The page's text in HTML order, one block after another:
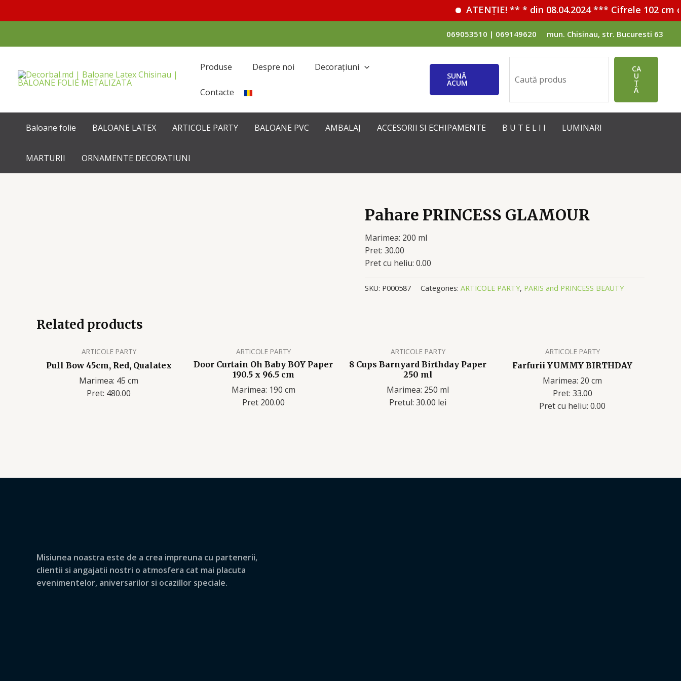
ATENȚIE! ** * din 08.04.2024 *** Cifrele 102 cm cu
069053510 | 069149620 mun. Chisinau, str. Bucuresti 63
Produse Despre noi Decorațiuni
Contacte
SUNĂ
ACUM
CA
U
T
Ă
Baloane folie BALOANE LATEX ARTICOLE PARTY BALOANE PVC AMBALAJ ACCESORII SI ECHIPAMENTE B U T E L I I LUMINARI
MARTURII ORNAMENTE DECORATIUNI
Pahare PRINCESS GLAMOUR
Marimea: 200 ml
Pret: 30.00
Pret cu heliu: 0.00
SKU: P000587 Categories: ARTICOLE PARTY, PARIS and PRINCESS BEAUTY
Related products
ARTICOLE PARTY
Pull Bow 45cm, Red, Qualatex
Marimea: 45 cm
Pret: 480.00
ARTICOLE PARTY
Door Curtain Oh Baby BOY Paper
190.5 x 96.5 cm
Marimea: 190 cm
Pret 200.00
ARTICOLE PARTY
8 Cups Barnyard Birthday Paper
250 ml
Marimea: 250 ml
Pretul: 30.00 lei
ARTICOLE PARTY
Farfurii YUMMY BIRTHDAY
Marimea: 20 cm
Pret: 33.00
Pret cu heliu: 0.00
Misiunea noastra este de a crea impreuna cu partenerii,
clientii si angajatii nostri o atmosfera cat mai placuta
evenimentelor, aniversarilor si ocazillor speciale.